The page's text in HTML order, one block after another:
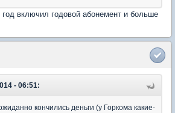
включил годовой абонемент и больше
- 06:51:
кончились деньги (у Горкома какие-